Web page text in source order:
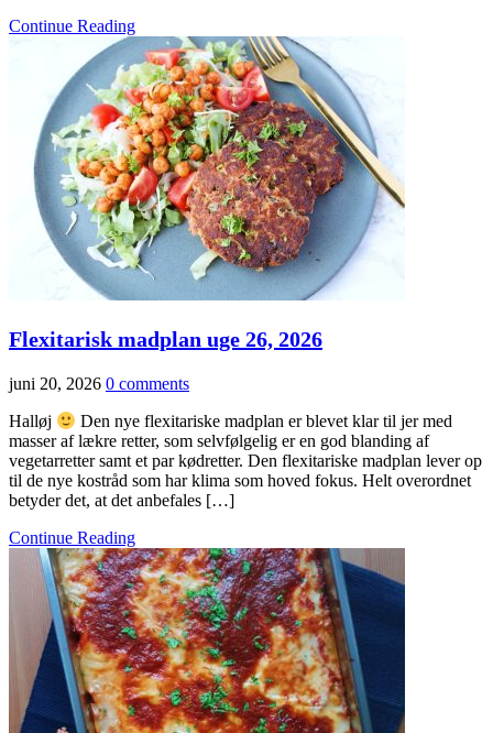
Continue Reading
Flexitarisk madplan uge 26, 2026
juni 20, 2026 0 comments
Halløj
Den nye flexitariske madplan er blevet klar til jer med
masser af lækre retter, som selvfølgelig er en god blanding af
vegetarretter samt et par kødretter. Den flexitariske madplan lever op
til de nye kostråd som har klima som hoved fokus. Helt overordnet
betyder det, at det anbefales […]
Continue Reading